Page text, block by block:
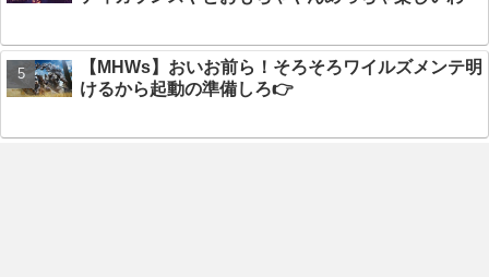
【MHWs】おいお前ら！そろそろワイルズメンテ明
けるから起動の準備しろ👉